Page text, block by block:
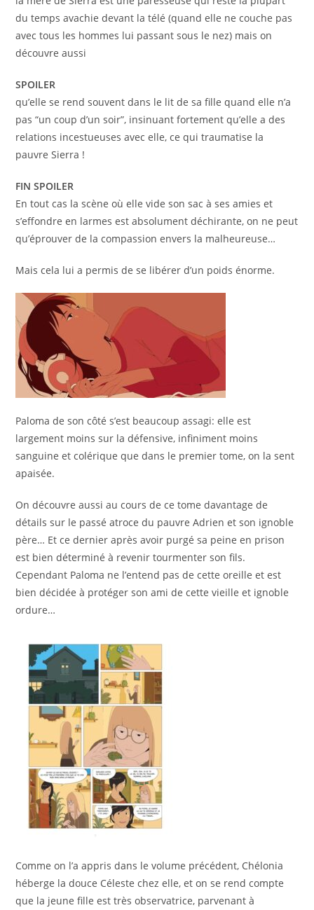
du temps avachie devant la télé (quand elle ne couche pas
avec tous les hommes lui passant sous le nez) mais on
découvre aussi
SPOILER
qu’elle se rend souvent dans le lit de sa fille quand elle n’a
pas “un coup d’un soir”, insinuant fortement qu’elle a des
relations incestueuses avec elle, ce qui traumatise la
pauvre Sierra !
FIN SPOILER
En tout cas la scène où elle vide son sac à ses amies et
s’effondre en larmes est absolument déchirante, on ne peut
qu’éprouver de la compassion envers la malheureuse…
Mais cela lui a permis de se libérer d’un poids énorme.
Paloma de son côté s’est beaucoup assagi: elle est
largement moins sur la défensive, infiniment moins
sanguine et colérique que dans le premier tome, on la sent
apaisée.
On découvre aussi au cours de ce tome davantage de
détails sur le passé atroce du pauvre Adrien et son ignoble
père… Et ce dernier après avoir purgé sa peine en prison
est bien déterminé à revenir tourmenter son fils.
Cependant Paloma ne l’entend pas de cette oreille et est
bien décidée à protéger son ami de cette vieille et ignoble
ordure…
Comme on l’a appris dans le volume précédent, Chélonia
héberge la douce Céleste chez elle, et on se rend compte
que la jeune fille est très observatrice, parvenant à